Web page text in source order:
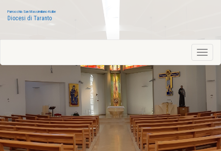
Parrocchia San Massimiliano Kolbe
Diocesi di Taranto